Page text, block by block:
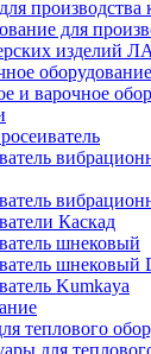
производства
для
изделий
оборудование
и варочное
Каскад
шнековый
шнековый
Kumkaya
теплового
для